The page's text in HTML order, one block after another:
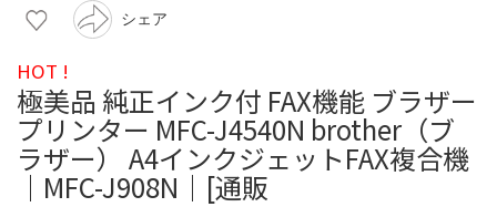
シェア
HOT !
極美品 純正インク付 FAX機能 ブラザー
プリンター MFC-J4540N brother（ブ
ラザー） A4インクジェットFAX複合機
｜MFC-J908N｜[通販